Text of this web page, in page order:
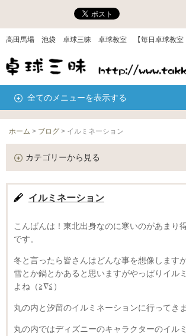
高田馬場 池袋 卓球三昧 卓球教室 【毎日卓球教室・
全てのメニューを表示する
ホーム > ブログ > イルミネーション
カテゴリーから見る
イルミネーション
こんばんは！東北出身なのに寒いのがあまり
です。
冬と言ったら皆さんはどんな事を想像します
雪とか鍋とかあると思いますがやっぱりイル
よね（≧∇≦）
丸の内と汐留のイルミネーションに行ってきま
丸の内ではディズニーのキャラクターのイル